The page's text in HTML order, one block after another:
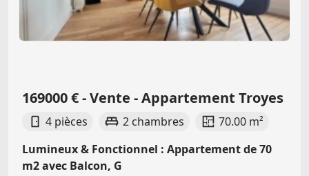
169000 € - Vente - Appartement Troyes
4 pièces 2 chambres
70.00 m²
Lumineux & Fonctionnel : Appartement de 70
m2 avec Balcon, G